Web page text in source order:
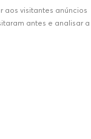
aos visitantes anúncios
antes e analisar a